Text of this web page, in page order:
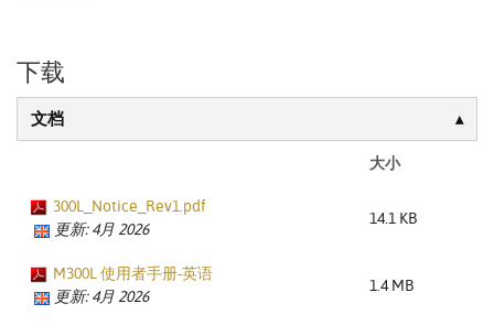
下载
文档
大小
300L_Notice_Rev1.pdf
更新: 4月 2026
14.1 KB
M300L 使用者手册-英语
更新: 4月 2026
1.4 MB